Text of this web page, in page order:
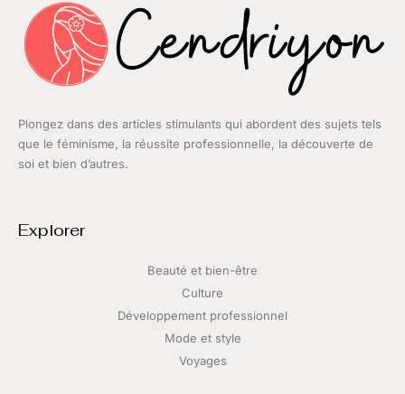
Plongez dans des articles stimulants qui abordent des sujets tels
que le féminisme, la réussite professionnelle, la découverte de
soi et bien d’autres.
Explorer
Beauté et bien-être
Culture
Développement professionnel
Mode et style
Voyages